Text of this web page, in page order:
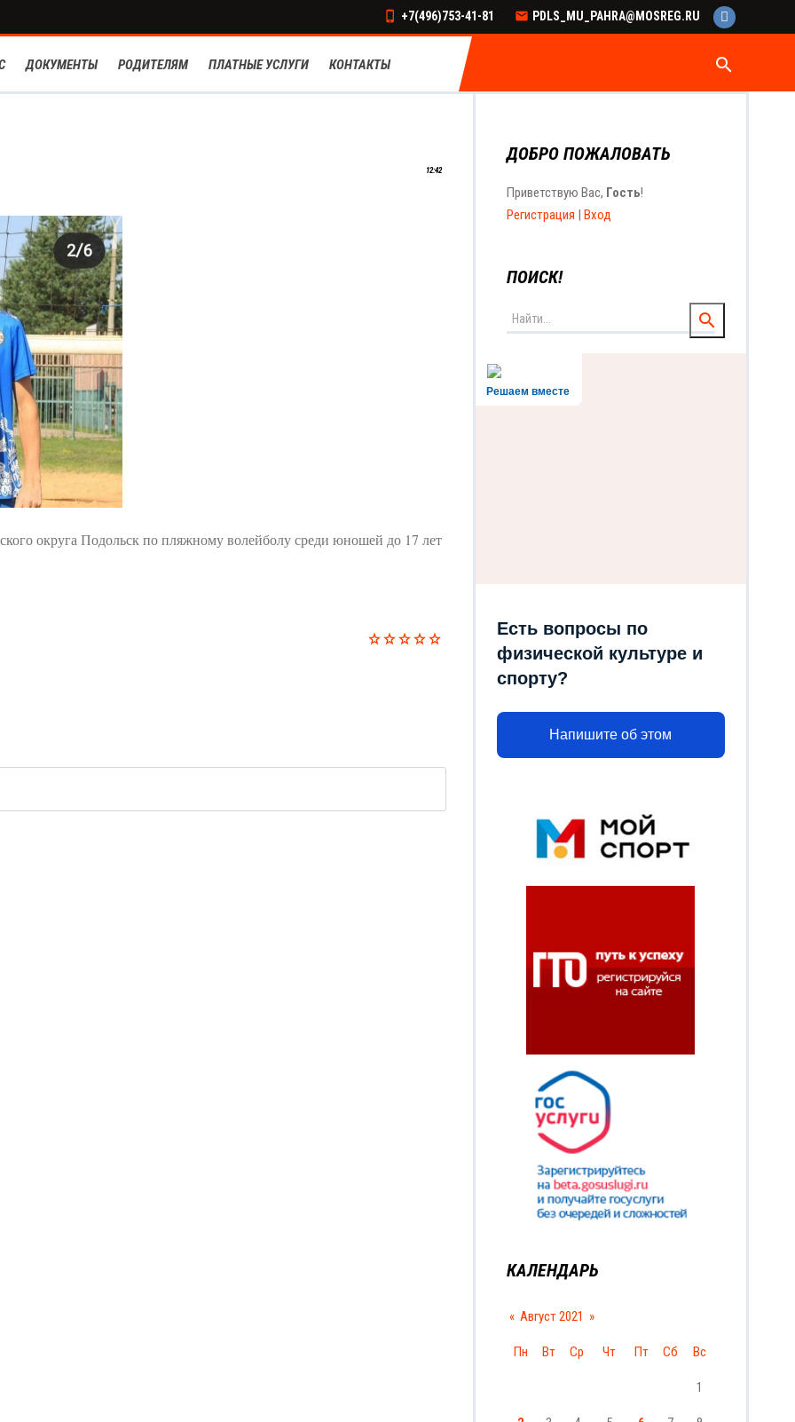
+7(496)753-41-81 PDLS_MU_PAHRA@MOSREG.RU
ДОКУМЕНТЫ РОДИТЕЛЯМ ПЛАТНЫЕ УСЛУГИ КОНТАКТЫ search
12:42
округа Подольск по пляжному волейболу среди юношей до 17 лет
ДОБРО ПОЖАЛОВАТЬ
Приветствую Вас, Гость!
Регистрация | Вход
ПОИСК!
Решаем вместе
Есть вопросы по
физической культуре и
спорту?
Напишите об этом
КАЛЕНДАРЬ
« Август 2021 »
Пн Вт Ср Чт Пт Сб Вс
1